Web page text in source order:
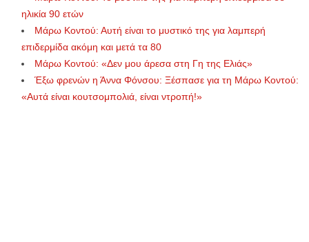
ηλικία 90 ετών
Μάρω Κοντού: Αυτή είναι το μυστικό της για λαμπερή
επιδερμίδα ακόμη και μετά τα 80
Μάρω Κοντού: «Δεν μου άρεσα στη Γη της Ελιάς»
Έξω φρενών η Άννα Φόνσου: Ξέσπασε για τη Μάρω Κοντού:
«Αυτά είναι κουτσομπολιά, είναι ντροπή!»